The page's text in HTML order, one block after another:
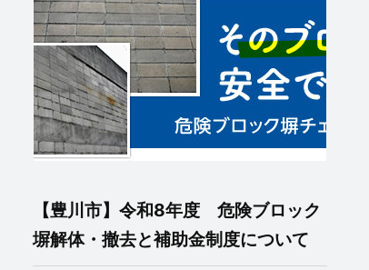
【豊川市】令和8年度 危険ブロック
塀解体・撤去と補助金制度について